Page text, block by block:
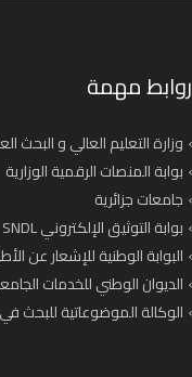
روابط مهمة
وزارة التعليم العالي و البحث
بوابة المنصات الرقمية الوزارية
جامعات جزائرية
بوابة التوثيق الإلكتروني SNDL
البوابة الوطنية للإشعار عن
الديوان الوطني للخدمات
الوكالة الموضوعاتية للبحث